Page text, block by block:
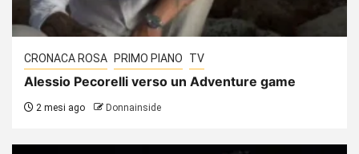
CRONACA ROSA PRIMO PIANO TV
Alessio Pecorelli verso un Adventure game
2 mesi ago Donnainside